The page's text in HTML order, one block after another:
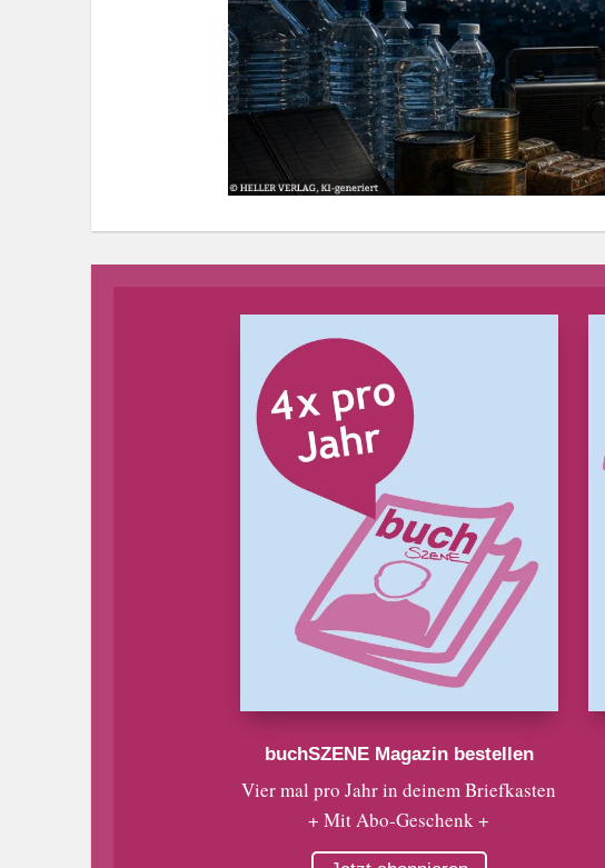
buchSZENE Magazin bestellen
Vier mal pro Jahr in deinem Briefkasten
+ Mit Abo-Geschenk +